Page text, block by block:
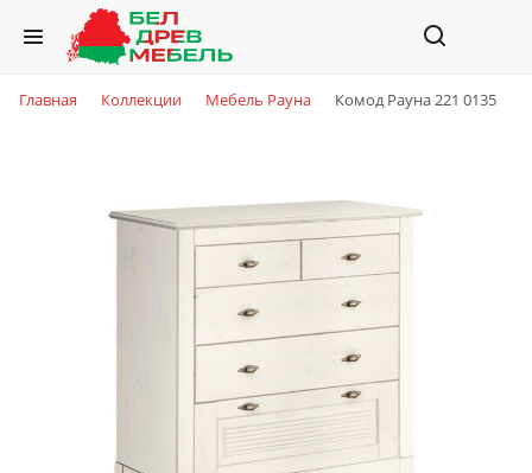
Главная Коллекции Мебель Рауна Комод Рауна 221 0135